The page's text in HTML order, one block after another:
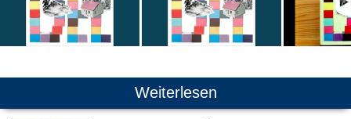
Weiterlesen